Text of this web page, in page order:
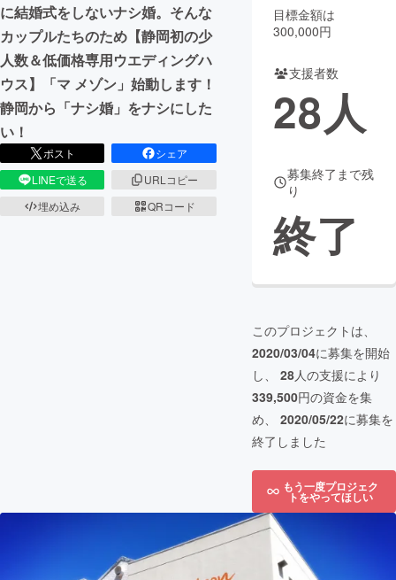
CAMPFIREふるさと納税machi-ya コミュニティ
に結婚式をしないナシ婚。そんな
カップルたちのため【静岡初の少
人数＆低価格専用ウエディングハ
ウス】「マ メゾン」始動します！
静岡から「ナシ婚」をナシにした
い！
ポスト
シェア
LINEで送る
URLコピー
埋め込み
QRコード
目標金額は
300,000円
支援者数
28人
募集終了まで残
り
終了
このプロジェクトは、
2020/03/04に募集を開始
し、 28人の支援により
339,500円の資金を集
め、 2020/05/22に募集を
終了しました
もう一度プロジェク
トをやってほしい